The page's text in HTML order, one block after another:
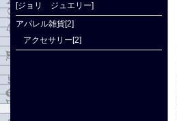
[ジョリ ジュエリー]
アパレル雑貨[2]
アクセサリー[2]